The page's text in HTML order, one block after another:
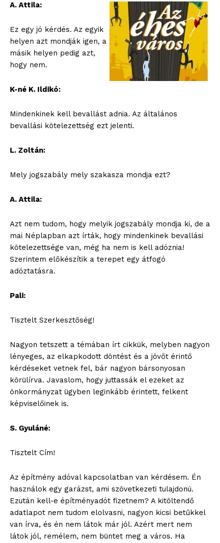
blogSZOLNOK
szubjektív élményportál
A. Attila:
Ez egy jó kérdés. Az egyik
helyen azt mondják igen, a
másik helyen pedig azt,
hogy nem.
K-né K. Ildikó:
Mindenkinek kell bevallást adnia. Az általános
bevallási kötelezettség ezt jelenti.
L. Zoltán:
Mely jogszabály mely szakasza mondja ezt?
A. Attila:
Azt nem tudom, hogy melyik jogszabály mondja ki, de a
mai Néplapban azt írták, hogy mindenkinek bevallási
kötelezettsége van, még ha nem is kell adóznia!
Szerintem előkészítik a terepet egy átfogó
adóztatásra.
Pali:
Tisztelt Szerkesztőség!
Nagyon tetszett a témában írt cikkük, melyben nagyon
lényeges, az elkapkodott döntést és a jövőt érintő
kérdéseket vetnek fel, bár nagyon bársonyosan
körülírva. Javaslom, hogy juttassák el ezeket az
önkormányzat ügyben leginkább érintett, felkent
képviselőinek is.
S. Gyuláné:
Tisztelt Cím!
Az építmény adóval kapcsolatban van kérdésem. Én
használok egy garázst, ami szövetkezeti tulajdonú.
Ezután kell-e építményadót fizetnem? A kitöltendő
adatlapot nem tudom elolvasni, nagyon kicsi betűkkel
van írva, és én nem látok már jól. Azért mert nem
látok jól, remélem, nem büntet meg a város. Ha